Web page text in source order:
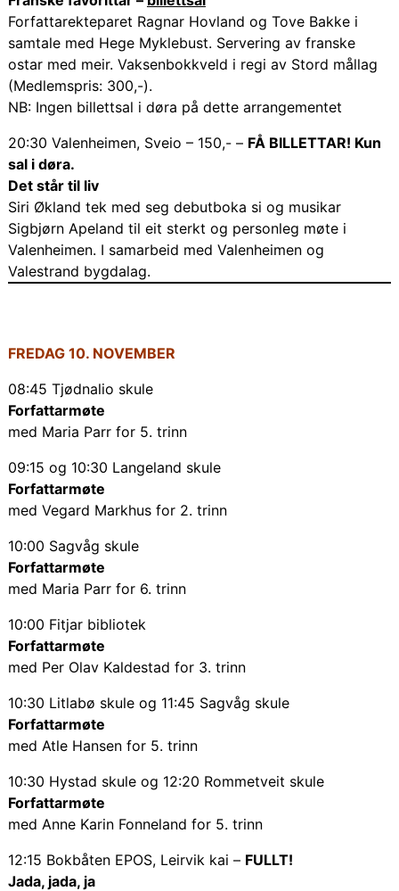
Forfattarekteparet Ragnar Hovland og Tove Bakke i
samtale med Hege Myklebust. Servering av franske
ostar med meir. Vaksenbokkveld i regi av Stord mållag
(Medlemspris: 300,-).
NB: Ingen billettsal i døra på dette arrangementet
20:30 Valenheimen, Sveio – 150,- – FÅ BILLETTAR! Kun
sal i døra.
Det står til liv
Siri Økland tek med seg debutboka si og musikar
Sigbjørn Apeland til eit sterkt og personleg møte i
Valenheimen. I samarbeid med Valenheimen og
Valestrand bygdalag.
FREDAG 10. NOVEMBER
08:45 Tjødnalio skule
Forfattarmøte
med Maria Parr for 5. trinn
09:15 og 10:30 Langeland skule
Forfattarmøte
med Vegard Markhus for 2. trinn
10:00 Sagvåg skule
Forfattarmøte
med Maria Parr for 6. trinn
10:00 Fitjar bibliotek
Forfattarmøte
med Per Olav Kaldestad for 3. trinn
10:30 Litlabø skule og 11:45 Sagvåg skule
Forfattarmøte
med Atle Hansen for 5. trinn
10:30 Hystad skule og 12:20 Rommetveit skule
Forfattarmøte
med Anne Karin Fonneland for 5. trinn
12:15 Bokbåten EPOS, Leirvik kai – FULLT!
Jada, jada, ja